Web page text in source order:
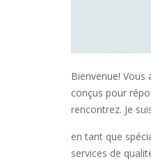
Bienvenue!
conçus pour
rencontrez. Je
en tant que
services de